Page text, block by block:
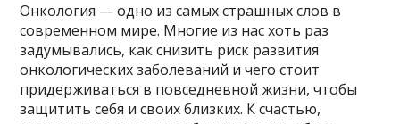
Онкология — одно из самых страшных слов в
современном мире. Многие из нас хоть раз
задумывались, как снизить риск развития
онкологических заболеваний и чего стоит
придерживаться в повседневной жизни, чтобы
защитить себя и своих близких. К счастью,